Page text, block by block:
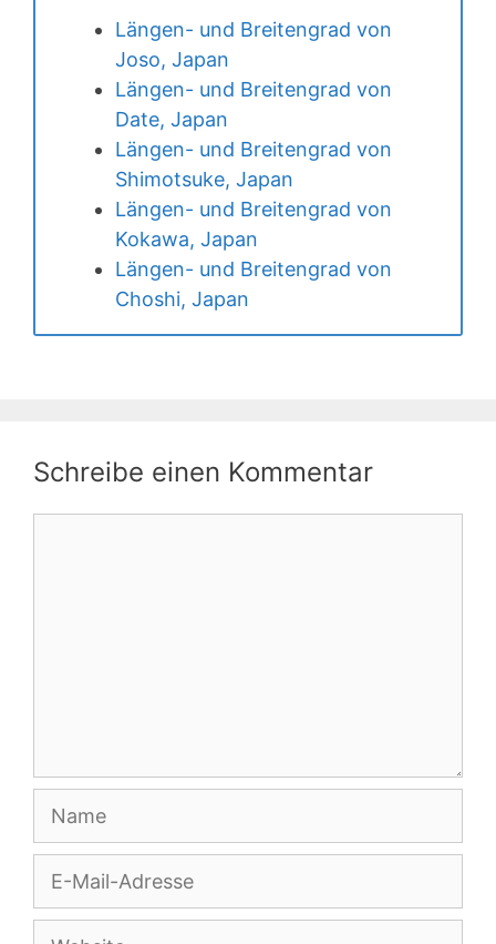
Längen- und Breitengrad von
Joso, Japan
Längen- und Breitengrad von
Date, Japan
Längen- und Breitengrad von
Shimotsuke, Japan
Längen- und Breitengrad von
Kokawa, Japan
Längen- und Breitengrad von
Choshi, Japan
Schreibe einen Kommentar
Adresse
Website